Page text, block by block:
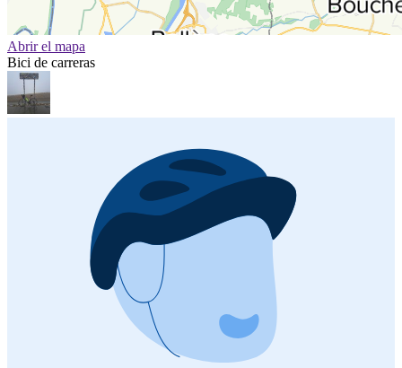
Abrir el mapa
Bici de carreras